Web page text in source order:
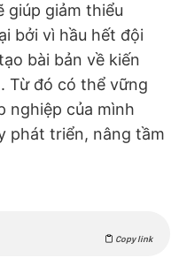
giúp giảm thiểu
bởi vì hầu hết đội
bài bản về kiến
Từ đó có thể vững
nghiệp của mình
phát triển, nâng tầm
Copy link